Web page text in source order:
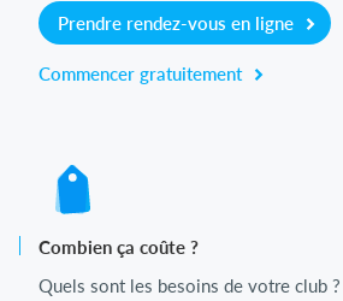
Prendre rendez-vous en ligne
Commencer gratuitement
Combien ça coûte ?
Quels sont les besoins de votre club